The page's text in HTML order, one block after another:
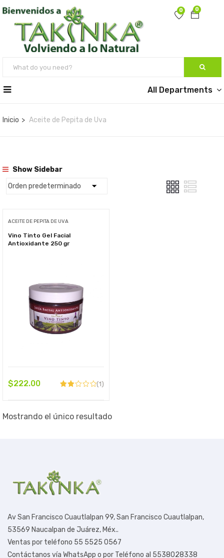
0
0
All Departments
Inicio Aceite de Pepita de Uva
Show Sidebar
ACEITE DE PEPITA DE UVA
Vino Tinto Gel Facial
Antioxidante 250 gr
$222.00
de 5
(1)
Mostrando el único resultado
Av San Francisco Cuautlalpan 99,San Francisco Cuautlalpan,
53569 Naucalpan de Juárez, Méx..
Ventas por teléfono 55 5525 0567
Contáctanos vía WhatsApp o por Teléfono al 5538028338